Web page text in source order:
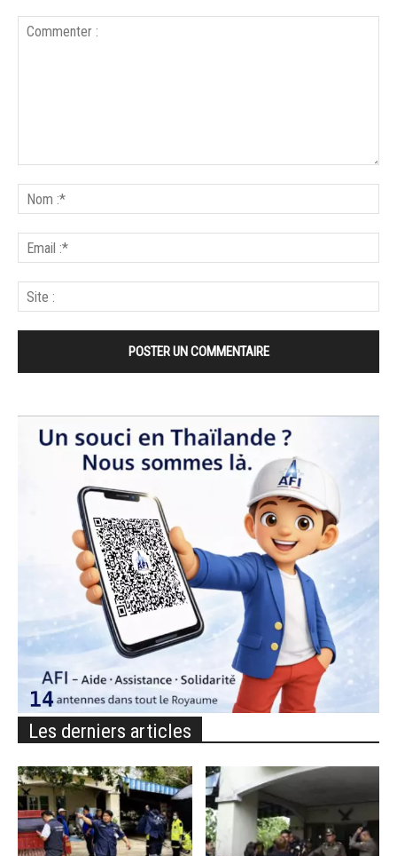
Les derniers articles